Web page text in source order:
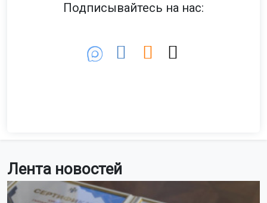
Лента новостей
Подписывайтесь на нас: